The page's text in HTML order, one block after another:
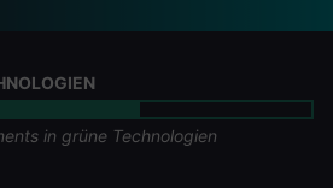
in grüne Technologien